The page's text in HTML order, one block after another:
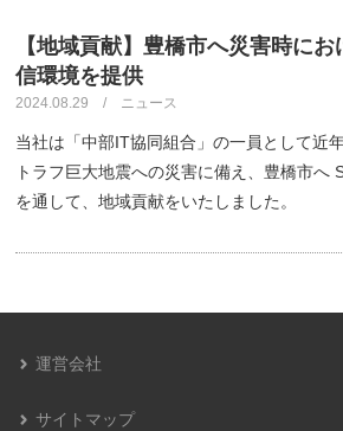
【地域貢献】豊橋市へ災害時に
信環境を提供
2024.08.29 / ニュース
当社は「中部IT協同組合」の一員として近
トラフ巨大地震への災害に備え、豊橋市へ
を通して、地域貢献をいたしました。
運営会社
サイトマップ